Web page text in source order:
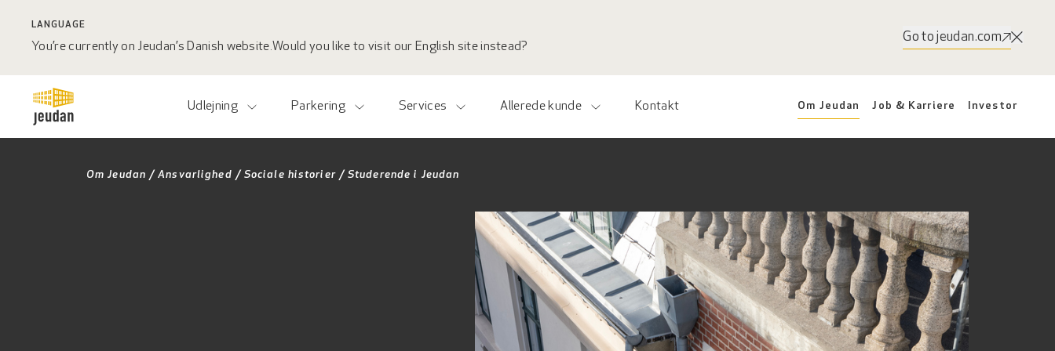
LANGUAGE
You’re currently on Jeudan’s Danish website.Would you like to visit our English site instead?
Go to jeudan.com
Udlejning Parkering Services Allerede kunde Kontakt Om Jeudan Job & Karriere Investor
Om Jeudan / Ansvarlighed / Sociale historier / Studerende i Jeudan